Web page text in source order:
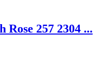
Rose 257 2304 ...